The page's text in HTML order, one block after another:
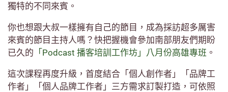
獨特的不同來賓。
你也想跟大叔一樣擁有自己的節目，成為採訪超多厲害
來賓的節目主持人嗎？快把握機會參加南部朋友們期盼
已久的 「Podcast 播客培訓工作坊」八月份高雄專班 。
這次課程再度升級，首度結合「個人創作者」「品牌工
作者」「個人品牌工作者」三方需求訂製打造，可依照